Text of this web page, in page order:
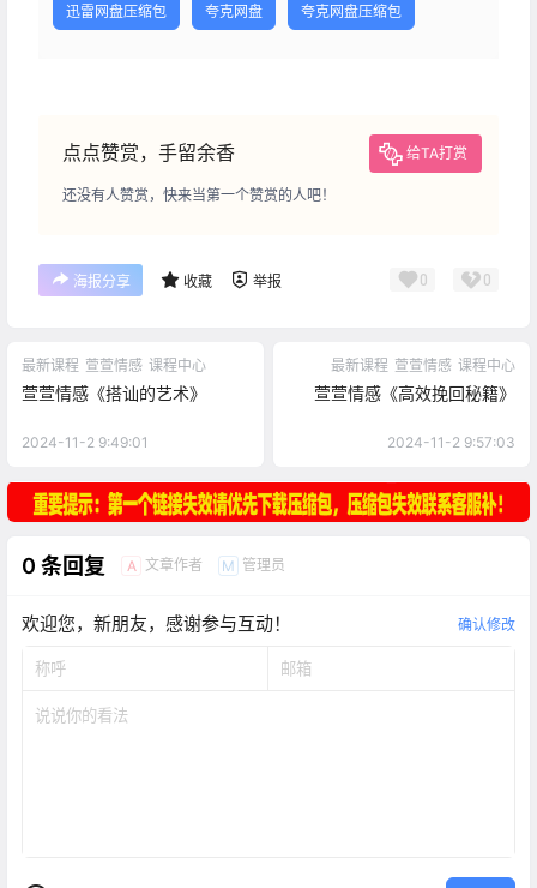
迅雷网盘压缩包 夸克网盘 夸克网盘压缩包
点点赞赏，手留余香 给TA打赏
还没有人赞赏，快来当第一个赞赏的人吧！
海报分享 收藏 举报 0 0
最新课程 萱萱情感 课程中心
萱萱情感《搭讪的艺术》
2024-11-2 9:49:01
最新课程 萱萱情感 课程中心
萱萱情感《高效挽回秘籍》
2024-11-2 9:57:03
0 条回复 A 文章作者 M 管理员
欢迎您，新朋友，感谢参与互动！ 确认修改